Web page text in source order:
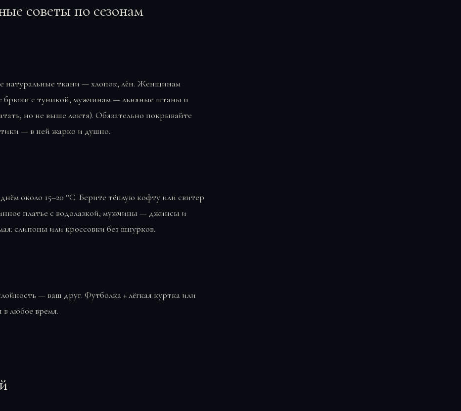
советы по сезонам
натуральные ткани — хлопок, лён. Женщинам
брюки с туникой, мужчинам — льняные штаны и
но не выше локтя). Обязательно покрывайте
— в ней жарко и душно.
около 15–20 °C. Берите тёплую кофту или свитер
платье с водолазкой, мужчины — джинсы и
слипоны или кроссовки без шнурков.
— ваш друг. Футболка + лёгкая куртка или
в любое время.